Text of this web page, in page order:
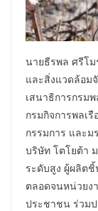
นายธีรพล ศรีโ
และสิ่งแวดล้อม
เสนาธิการกรม
กรมกิจการพลเ
กรรมการ และม
บริษัท โตโยต้า
ระดับสูง ผู้ผลิต
ตลอดจนหน่วยง
ประชาชน ร่วมป